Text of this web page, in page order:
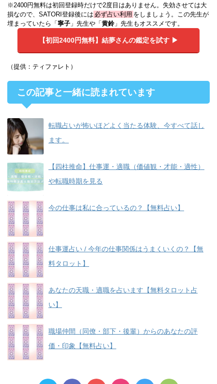
※2400円無料は初回登録時だけで2度目はありません。失効させては大
損なので、SATORI登録後には 必ず占い利用 をしましょう。この先生が
埋まっていたら「 寧子 」先生や「 黄鈴」先生もオススメです。
【初回2400円無料】 結夢さんの鑑定を試す ▶︎
（提供：ティファレト）
この記事と一緒に読まれています
転職占いが怖いほどよく当たる体験、今すべて話し
ます。
【四柱推命】仕事運・適職（価値観・才能・適性）
や転職時期を見る
今の仕事は私に合っているの？【無料占い】
仕事運占い / 今年の仕事関係はうまくいくの？【無
料タロット】
あなたの天職・適職を占います【無料タロット占
い】
職場仲間（同僚・部下・後輩）からのあなたの評
価・印象【無料占い】